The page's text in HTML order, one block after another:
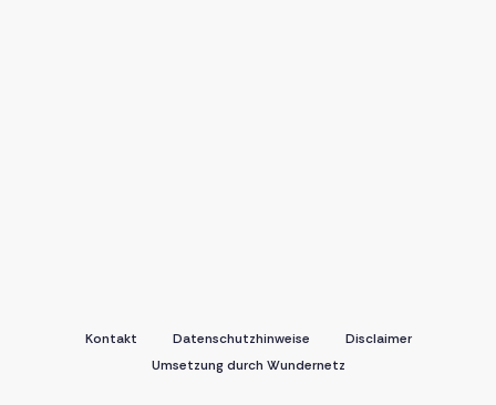
Kontakt Datenschutzhinweise
Disclaimer
Umsetzung durch Wundernetz